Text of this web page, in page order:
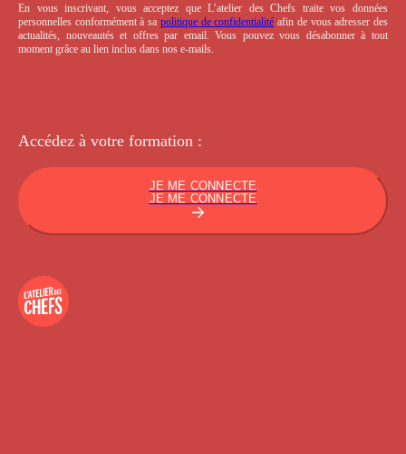
En vous inscrivant, vous acceptez que L’atelier des Chefs traite vos données
personnelles conformément à sa politique de confidentialité afin de vous adresser des
actualités, nouveautés et offres par email. Vous pouvez vous désabonner à tout
moment grâce au lien inclus dans nos e-mails.
Accédez à votre formation :
JE ME CONNECTE
JE ME CONNECTE